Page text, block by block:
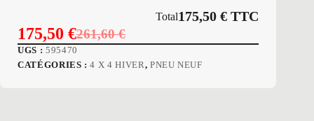
Total175,50€ TTC
261,60€
Le
prix
175,50 €
Le
prix
UGS : 595470
CATÉGORIES :4 X 4 HIVER, PNEU NEUF